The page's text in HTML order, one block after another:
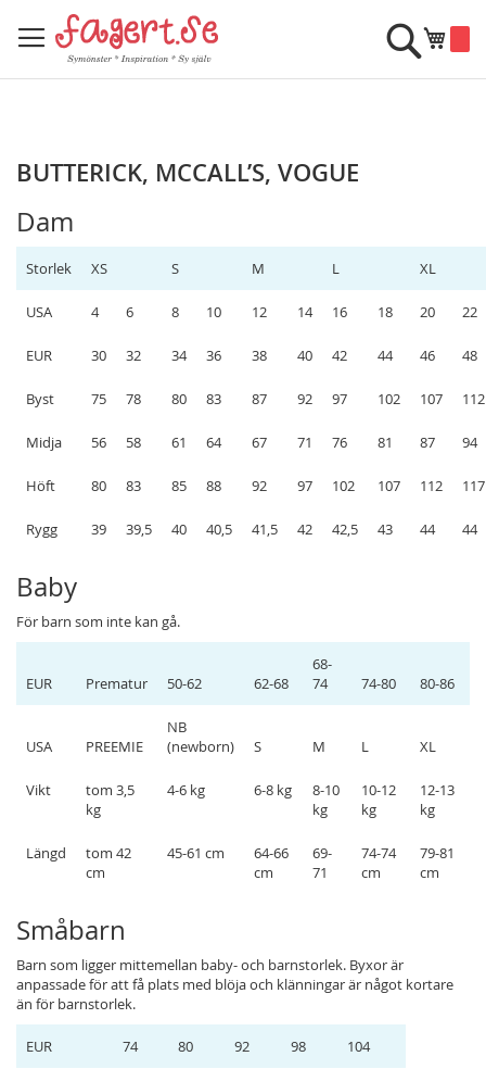
to
Content
Min
Sök
BUTTERICK, MCCALL’S, VOGUE
Dam
Storlek XS S M L XL
USA 4 6 8 10 12 14 16 18 20 22
EUR 30 32 34 36 38 40 42 44 46 48
Byst 75 78 80 83 87 92 97 102 107 112
Midja 56 58 61 64 67 71 76 81 87 94
Höft 80 83 85 88 92 97 102 107 112 117
Rygg 39 39,5 40 40,5 41,5 42 42,5 43 44 44
Baby
För barn som inte kan gå.
EUR Prematur 50-62 62-68
68-
74
74-80 80-86
USA PREEMIE
NB
(newborn)
S M L XL
Vikt
tom 3,5
kg
4-6 kg 6-8 kg
8-10
kg
10-12
kg
12-13
kg
Längd
tom 42
cm
45-61 cm
64-66
cm
69-
71
74-74
cm
79-81
cm
Småbarn
Barn som ligger mittemellan baby- och barnstorlek. Byxor är
anpassade för att få plats med blöja och klänningar är något kortare
än för barnstorlek.
EUR 74 80 92 98 104